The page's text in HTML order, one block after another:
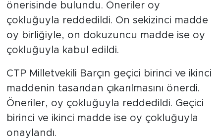
önerisinde bulundu. Öneriler oy
çokluğuyla reddedildi. On sekizinci madde
oy birliğiyle, on dokuzuncu madde ise oy
çokluğuyla kabul edildi.
CTP Milletvekili Barçın geçici birinci ve ikinci
maddenin tasarıdan çıkarılmasını önerdi.
Öneriler, oy çokluğuyla reddedildi. Geçici
birinci ve ikinci madde ise oy çokluğuyla
onaylandı.